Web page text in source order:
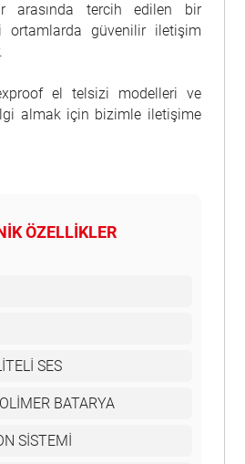
arasında tercih edilen bir
ortamlarda güvenilir iletişim
el telsizi modelleri ve
almak için bizimle iletişime
ÖZELLİKLER
SES
BATARYA
SİSTEMİ